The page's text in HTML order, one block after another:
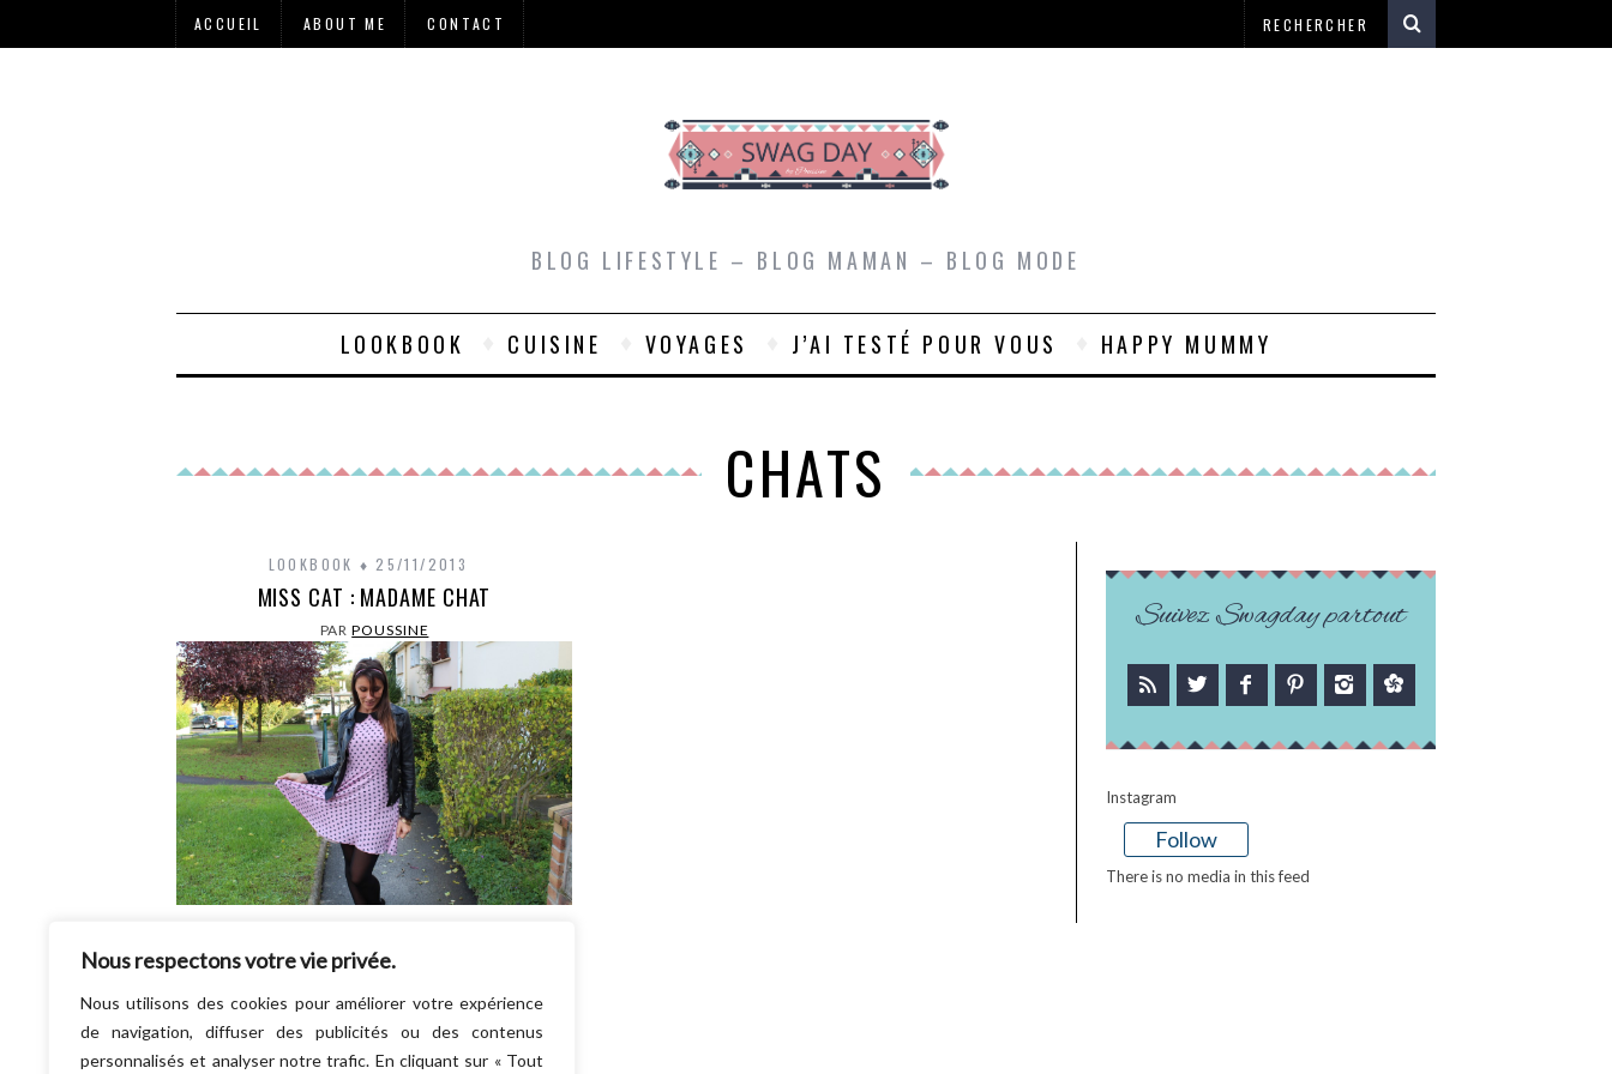
Nous respectons votre vie privée.
Nous utilisons des cookies pour améliorer votre expérience
de navigation, diffuser des publicités ou des contenus
personnalisés et analyser notre trafic. En cliquant sur « Tout
ACCUEIL ABOUT ME CONTACT
BLOG LIFESTYLE – BLOG MAMAN – BLOG MODE
LOOKBOOK CUISINE VOYAGES J’AI TESTÉ POUR VOUS HAPPY MUMMY
CHATS
LOOKBOOK 25/11/2013
MISS CAT : MADAME CHAT
PARPOUSSINE
Souviens toi ici, j’en portais déjà ! Elle est pas
LIRE LA SUITE
Suivez Swagday partout
Instagram
Follow
There is no media in this feed